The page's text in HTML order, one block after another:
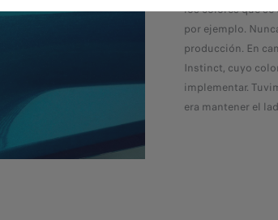
los colores que se
por ejemplo.
producción. En
Instinct, cuyo
implementar.
era mantener el